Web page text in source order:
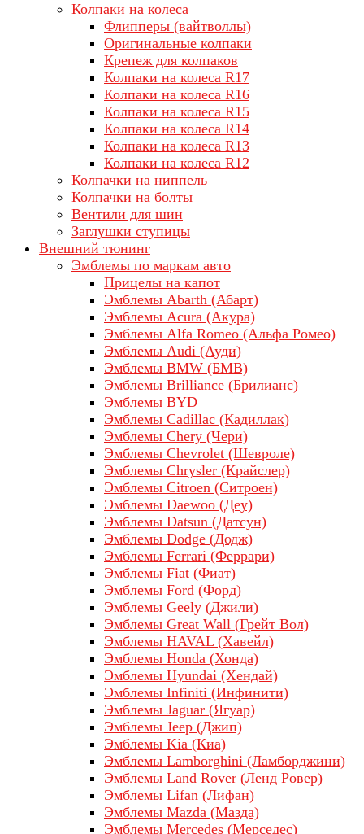
Колпаки на колеса
Флипперы (вайтволлы)
Оригинальные колпаки
Крепеж для колпаков
Колпаки на колеса R17
Колпаки на колеса R16
Колпаки на колеса R15
Колпаки на колеса R14
Колпаки на колеса R13
Колпаки на колеса R12
Колпачки на ниппель
Колпачки на болты
Вентили для шин
Заглушки ступицы
Внешний тюнинг
Эмблемы по маркам авто
Прицелы на капот
Эмблемы Abarth (Абарт)
Эмблемы Acura (Акура)
Эмблемы Alfa Romeo (Альфа Ромео)
Эмблемы Audi (Ауди)
Эмблемы BMW (БМВ)
Эмблемы Brilliance (Брилианс)
Эмблемы BYD
Эмблемы Cadillac (Кадиллак)
Эмблемы Chery (Чери)
Эмблемы Chevrolet (Шевроле)
Эмблемы Chrysler (Крайслер)
Эмблемы Citroen (Ситроен)
Эмблемы Daewoo (Деу)
Эмблемы Datsun (Датсун)
Эмблемы Dodge (Додж)
Эмблемы Ferrari (Феррари)
Эмблемы Fiat (Фиат)
Эмблемы Ford (Форд)
Эмблемы Geely (Джили)
Эмблемы Great Wall (Грейт Вол)
Эмблемы HAVAL (Хавейл)
Эмблемы Honda (Хонда)
Эмблемы Hyundai (Хендай)
Эмблемы Infiniti (Инфинити)
Эмблемы Jaguar (Ягуар)
Эмблемы Jeep (Джип)
Эмблемы Kia (Киа)
Эмблемы Lamborghini (Ламборджини)
Эмблемы Land Rover (Ленд Ровер)
Эмблемы Lifan (Лифан)
Эмблемы Mazda (Мазда)
Эмблемы Mercedes (Мерседес)